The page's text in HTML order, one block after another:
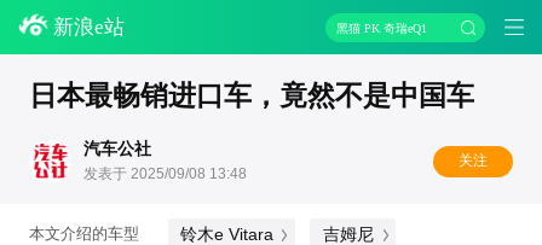
新浪e站 黑猫 PK 奇瑞eQ1
日本最畅销进口车，竟然不是中国车
汽车公社
发表于 2025/09/08 13:48
关注
本文介绍的车型 铃木e Vitara 吉姆尼